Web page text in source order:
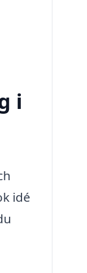
i
idé